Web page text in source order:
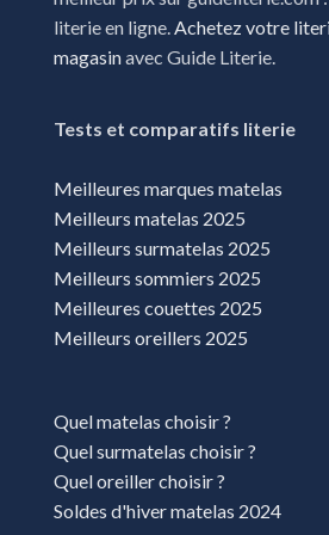
literie en ligne. Achetez votre
magasinavec Guide Literie.
Tests et comparatifs literie
Meilleures marques matelas
Meilleurs matelas 2025
Meilleurs surmatelas 2025
Meilleurs sommiers 2025
Meilleures couettes 2025
Meilleurs oreillers 2025
Quel matelas choisir ?
Quel surmatelas choisir ?
Quel oreiller choisir ?
Soldes d'hiver matelas 2024